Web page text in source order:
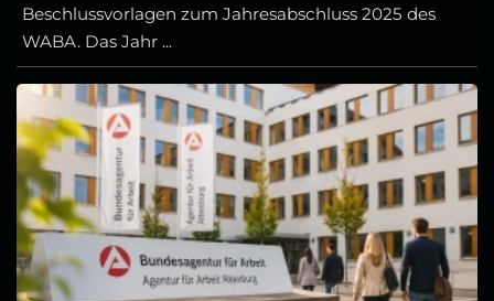
Beschlussvorlagen zum Jahresabschluss 2025 des
WABA. Das Jahr ...